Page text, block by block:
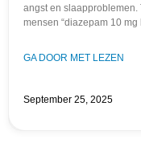
angst en
mensen “diazepam 10
GA DOOR MET LEZEN
September 25, 2025